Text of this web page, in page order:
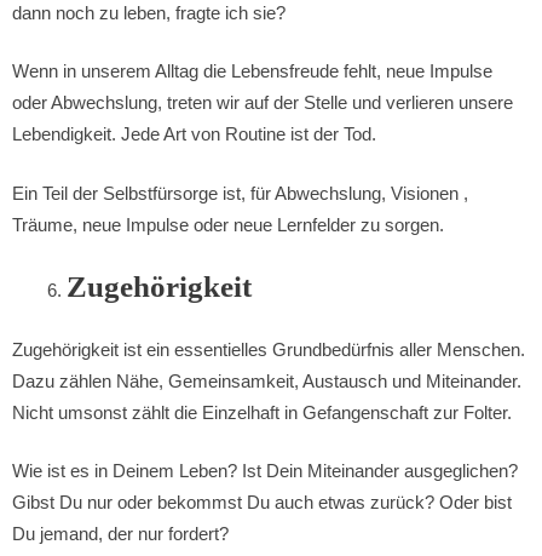
dann noch zu leben, fragte ich sie?
Wenn in unserem Alltag die Lebensfreude fehlt, neue Impulse
oder Abwechslung, treten wir auf der Stelle und verlieren unsere
Lebendigkeit. Jede Art von Routine ist der Tod.
Ein Teil der Selbstfürsorge ist, für Abwechslung, Visionen ,
Träume, neue Impulse oder neue Lernfelder zu sorgen.
Zugehörigkeit
Zugehörigkeit ist ein essentielles Grundbedürfnis aller Menschen.
Dazu zählen Nähe, Gemeinsamkeit, Austausch und Miteinander.
Nicht umsonst zählt die Einzelhaft in Gefangenschaft zur Folter.
Wie ist es in Deinem Leben? Ist Dein Miteinander ausgeglichen?
Gibst Du nur oder bekommst Du auch etwas zurück? Oder bist
Du jemand, der nur fordert?